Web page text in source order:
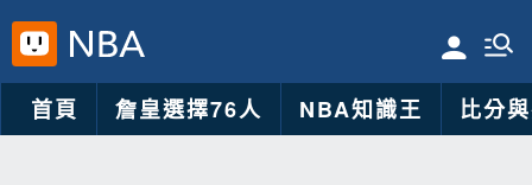
首頁 詹皇選擇76人 NBA知識王 比分